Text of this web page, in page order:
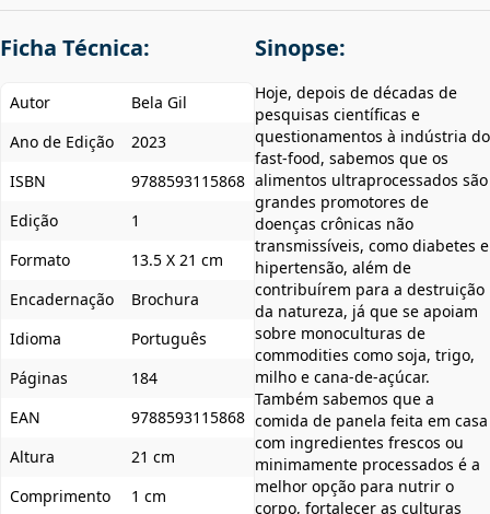
Ficha Técnica:
Autor
Bela Gil
Ano de Edição
2023
ISBN
9788593115868
Edição
1
Formato
13.5 X 21 cm
Encadernação
Brochura
Idioma
Português
Páginas
184
EAN
9788593115868
Altura
21 cm
Comprimento
1 cm
Sinopse:
Hoje, depois de décadas de
pesquisas científicas e
questionamentos à indústria do
fast-food, sabemos que os
alimentos ultraprocessados são
grandes promotores de
doenças crônicas não
transmissíveis, como diabetes e
hipertensão, além de
contribuírem para a destruição
da natureza, já que se apoiam
sobre monoculturas de
commodities como soja, trigo,
milho e cana-de-açúcar.
Também sabemos que a
comida de panela feita em casa
com ingredientes frescos ou
minimamente processados é a
melhor opção para nutrir o
corpo, fortalecer as culturas